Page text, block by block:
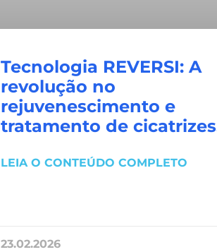
Tecnologia REVERSI: A
revolução no
rejuvenescimento e
tratamento de
LEIA O CONTEÚDO COMPLETO
23.02.2026